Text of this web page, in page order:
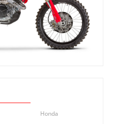
Honda